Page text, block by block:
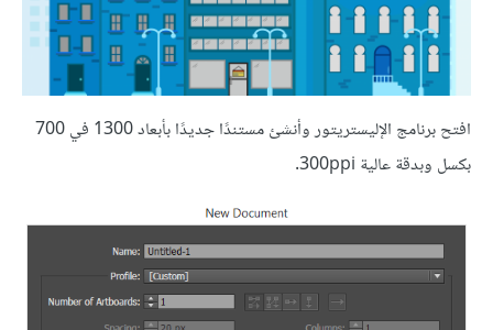
افتح برنامج الإليستريتور وأنشئ مستندًا جديدًا بأبعاد 1300 في 700
بكسل وبدقة عالية 300ppi.